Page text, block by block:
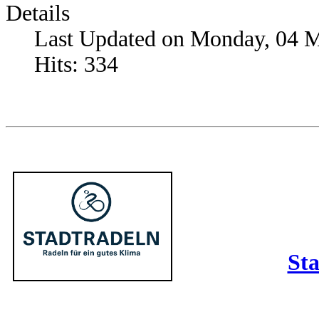
Details
Last Updated on Monday, 04
Hits: 334